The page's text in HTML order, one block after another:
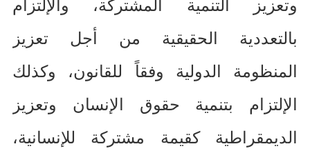
وتعزيز التنمية المشتركة، والإلتزام
بالتعددية الحقيقية من أجل تعزيز
المنظومة الدولية وفقاً للقانون، وكذلك
الإلتزام بتنمية حقوق الإنسان وتعزيز
الديمقراطية كقيمة مشتركة للإنسانية،